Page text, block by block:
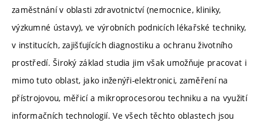
zaměstnání v oblasti zdravotnictví (nemocnice, kliniky,
výzkumné ústavy), ve výrobních podnicích lékařské techniky,
v institucích, zajišťujících diagnostiku a ochranu životního
prostředí. Široký základ studia jim však umožňuje pracovat i
mimo tuto oblast, jako inženýři-elektronici, zaměření na
přístrojovou, měřicí a mikroprocesorou techniku a na využití
informačních technologií. Ve všech těchto oblastech jsou